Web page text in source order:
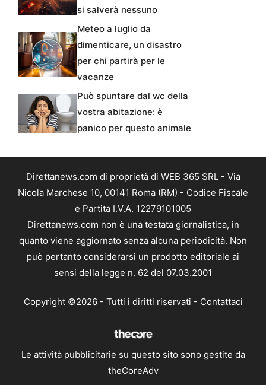
si salverà nessuno
Meteo a luglio da
dimenticare, un disastro
per chi partirà per le
vacanze
Può spuntare dal wc della
vostra abitazione: è
panico per questo animale
Direttanews.com di proprietà di WEB 365 SRL - Via
Nicola Marchese 10, 00141 Roma (RM) - Codice Fiscale
e Partita I.V.A. 12279101005
Direttanews.com non è una testata giornalistica, in
quanto viene aggiornato senza alcuna periodicità. Non
può pertanto considerarsi un prodotto editoriale ai
sensi della legge n. 62 del 07.03.2001
Copyright ©2026 - Tutti i diritti riservati - Contattaci
Le attività pubblicitarie su questo sito sono gestite da
theCoreAdv